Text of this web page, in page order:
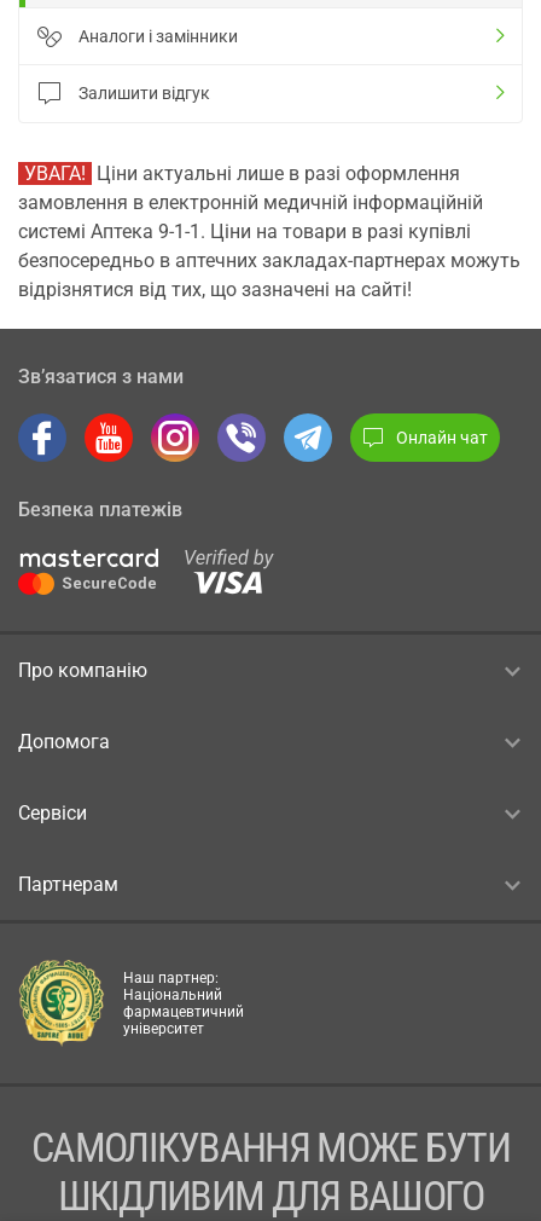
Аналоги і замінники
Залишити відгук
УВАГА! Ціни актуальні лише в разі оформлення
замовлення в електронній медичній інформаційній
системі Аптека 9-1-1. Ціни на товари в разі купівлі
безпосередньо в аптечних закладах-партнерах можуть
відрізнятися від тих, що зазначені на сайті!
Зв’язатися з нами
Онлайн чат
Безпека платежів
Про компанію
Допомога
Сервіси
Партнерам
Наш партнер:
Національний
фармацевтичний
університет
САМОЛІКУВАННЯ МОЖЕ БУТИ
ШКІДЛИВИМ ДЛЯ ВАШОГО